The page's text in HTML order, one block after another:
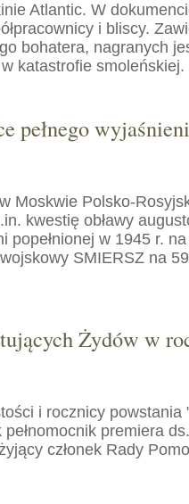
Atlantic. W
i bliscy.
bohatera, nagranych
katastrofie smoleńskiej.
pełnego
Moskwie Polsko-
kwestię obławy
w 1945 r.
SMIERSZ na
Żydów w
i rocznicy powstania
pełnomocnik premiera
członek Rady